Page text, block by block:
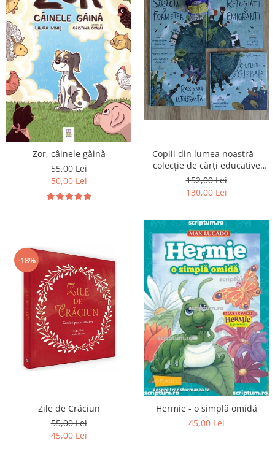
Zor, câinele găină
55,00 Lei
50,00 Lei
Copiii din lumea noastră –
colecție de cărți educative
pentru copii
152,00 Lei
130,00 Lei
-18%
Zile de Crăciun
55,00 Lei
45,00 Lei
Hermie - o simplă omidă
45,00 Lei